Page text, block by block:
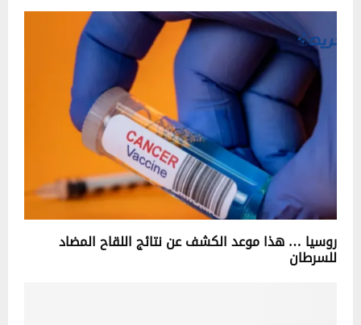
روسيا … هذا موعد الكشف عن نتائج اللقاح المضاد
للسرطان